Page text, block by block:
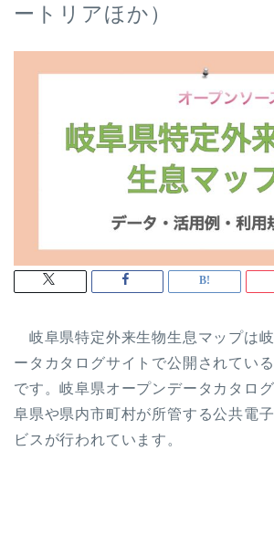
ートリアほか）
岐阜県特定外来生物生息マップは
ータカタログサイトで公開されてい
です。岐阜県オープンデータカタロ
阜県や県内市町村が所管する公共電
ビスが行われています。